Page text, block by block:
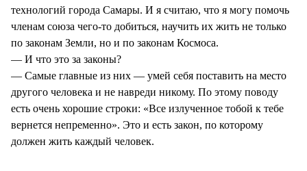
технологий города Самары. И я считаю, что я могу помочь
членам союза чего-то добиться, научить их жить не только
по законам Земли, но и по законам Космоса.
— И что это за законы?
— Самые главные из них — умей себя поставить на место
другого человека и не навреди никому. По этому поводу
есть очень хорошие строки: «Все излученное тобой к тебе
вернется непременно». Это и есть закон, по которому
должен жить каждый человек.